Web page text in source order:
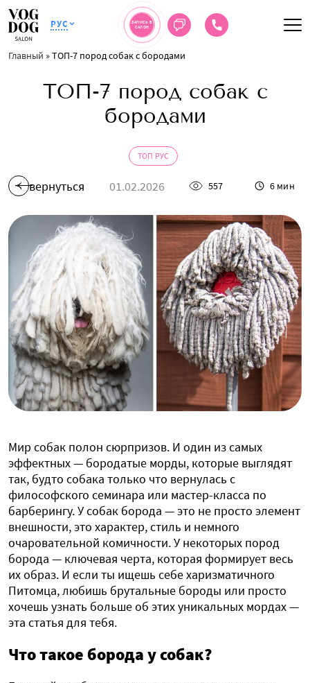
РУС
ЗАПИСЬ В
САЛОН
Главный »ТОП-7 пород собак с бородами
ТОП-7 пород собак с
бородами
ТОП РУС
вернуться 01.02.2026 557 6 мин
Мир собак полон сюрпризов. И один из самых
эффектных — бородатые морды, которые выглядят
так, будто собака только что вернулась с
философского семинара или мастер-класса по
барберингу. У собак борода — это не просто элемент
внешности, это характер, стиль и немного
очаровательной комичности. У некоторых пород
борода — ключевая черта, которая формирует весь
их образ. И если ты ищешь себе харизматичного
Питомца, любишь брутальные бороды или просто
хочешь узнать больше об этих уникальных мордах —
эта статья для тебя.
Что такое борода у собак?